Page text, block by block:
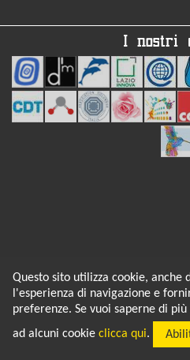
I nostri
Q-bit
Q-bit di Martini
Tel:06.55.87.291 | Fax:
Mail:
Sede legale:
Via di Vigna
P.IVA
Questo sito utilizza cookie,
l'esperienza di navigazione e
preferenze. Se vuoi saperne di
ad alcuni cookie clicca qui.